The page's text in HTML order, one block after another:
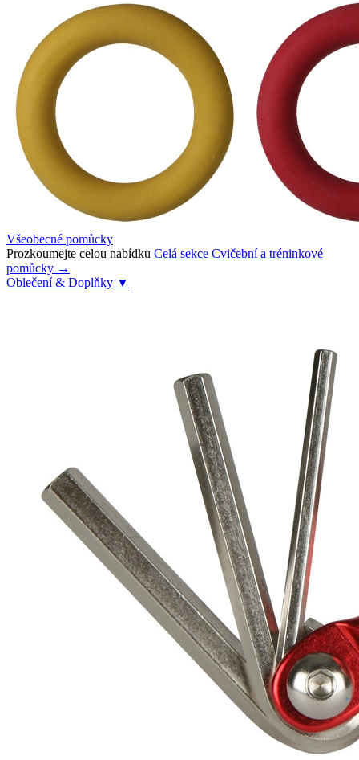
Všeobecné pomůcky
Prozkoumejte celou nabídku Celá sekce Cvičební a tréninkové
pomůcky →
Oblečení & Doplňky ▼